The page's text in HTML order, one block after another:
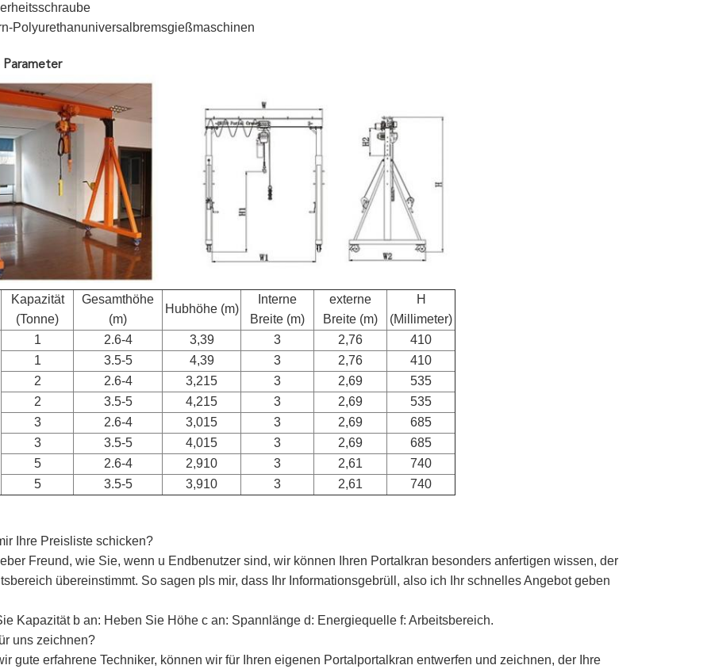
Polyurethanuniversalbremsgießmaschinen
Parameter
Kapazität
(Tonne)
Gesamthöhe
(m)
Hubhöhe (m)
Interne
Breite (m)
externe
Breite (m)
H
(Millimeter)
1 2.6-4 3,39 3 2,76
410
1
3.5-5 4,39 3 2,76
410
2
2.6-4 3,215 3 2,69
535
2
3.5-5 4,215 3 2,69
535
3
2.6-4 3,015 3 2,69
685
3
3.5-5 4,015 3 2,69
685
5
2.6-4 2,910 3 2,61
740
5
3.5-5 3,910 3 2,61 740
Ihre Preisliste schicken?
Freund, wie Sie, wenn u Endbenutzer sind, wir können Ihren Portalkran besonders anfertigen wissen, der
übereinstimmt. So sagen pls mir, dass Ihr Informationsgebrüll, also ich Ihr schnelles Angebot geben
Kapazität b an: Heben Sie Höhe c an: Spannlänge d: Energiequelle f: Arbeitsbereich.
uns zeichnen?
gute erfahrene Techniker, können wir für Ihren eigenen Portalportalkran entwerfen und zeichnen, der Ihre